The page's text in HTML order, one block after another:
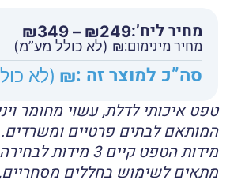
מחיר ליח’: ₪249
–
₪349
עד
מחיר מינימום:₪ (לא כולל מע”מ)
סה”כ למוצר זה :₪ (לא
טפט איכותי לדלת, עשוי מחומר
המותאם לבתים פרטיים ומשרדים.
מידות הטפט קיים 3 מידות לבחירה.
מתאים לשימוש בחללים